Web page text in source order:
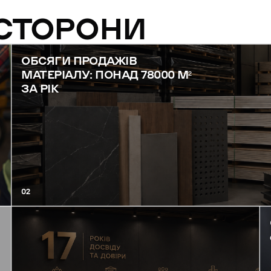
ОБСЯГИ ПРОДАЖІВ
МАТЕРІАЛУ: ПОНАД 78000 М²
ЗА РІК
02